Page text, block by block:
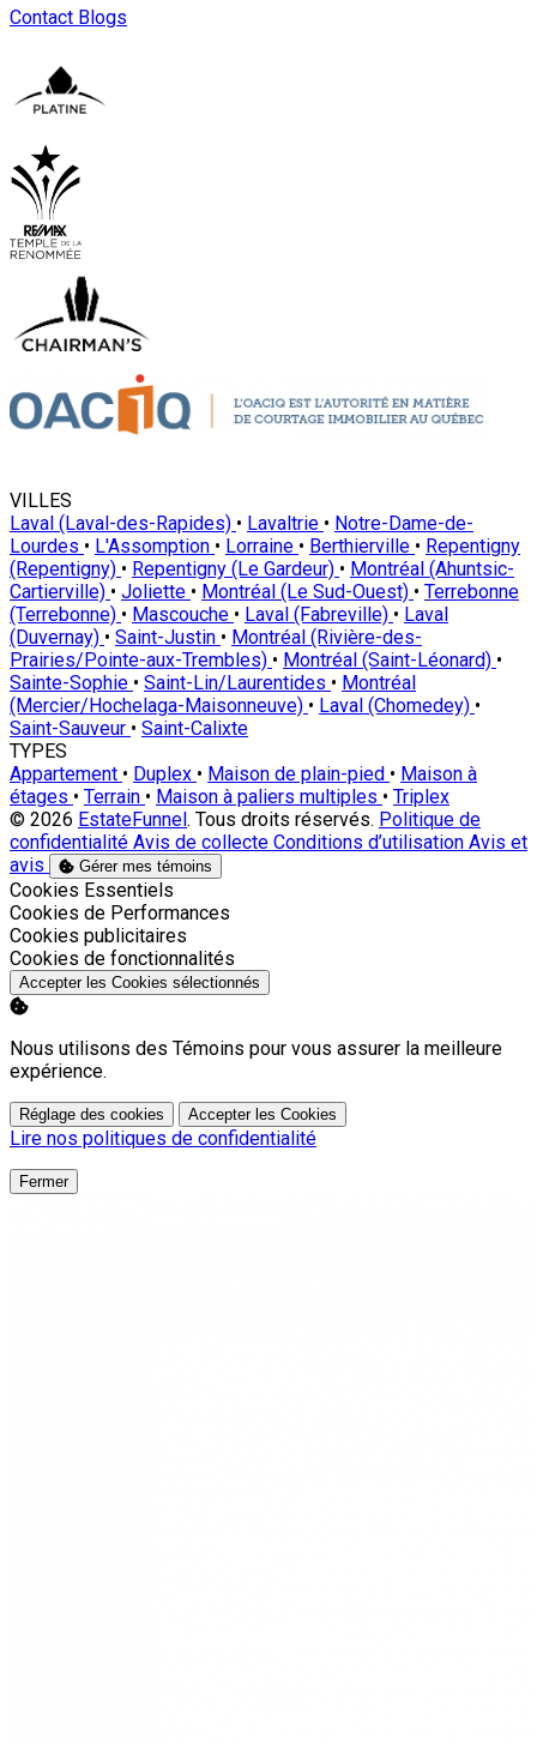
Contact Blogs
VILLES
Laval (Laval-des-Rapides) • Lavaltrie • Notre-Dame-de-
Lourdes • L'Assomption • Lorraine • Berthierville • Repentigny
(Repentigny) • Repentigny (Le Gardeur) • Montréal (Ahuntsic-
Cartierville) • Joliette • Montréal (Le Sud-Ouest) • Terrebonne
(Terrebonne) • Mascouche • Laval (Fabreville) • Laval
(Duvernay) • Saint-Justin • Montréal (Rivière-des-
Prairies/Pointe-aux-Trembles) • Montréal (Saint-Léonard) •
Sainte-Sophie • Saint-Lin/Laurentides • Montréal
(Mercier/Hochelaga-Maisonneuve) • Laval (Chomedey) •
Saint-Sauveur • Saint-Calixte
TYPES
Appartement • Duplex • Maison de plain-pied • Maison à
étages • Terrain • Maison à paliers multiples • Triplex
© 2026 EstateFunnel . Tous droits réservés. Politique de
confidentialité Avis de collecte Conditions d’utilisation Avis et
avis
Gérer mes témoins
Activer
Cookies Essentiels
Activer
Cookies de Performances
Activer
Cookies publicitaires
Activer
Cookies de fonctionnalités
Accepter les Cookies sélectionnés
Nous utilisons des Témoins pour vous assurer la meilleure
expérience.
Réglage des cookies Accepter les Cookies
Lire nos politiques de confidentialité
Fermer